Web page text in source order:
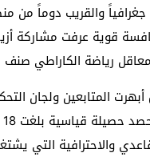
والقريب دوماً من
معاقل رياضة الكاراطي
المتابعين ولجان
والاحترافية التي